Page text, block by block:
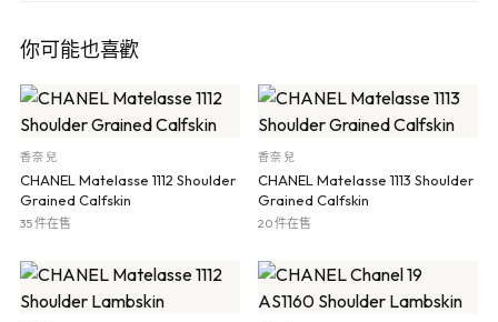
你可能也喜歡
香奈兒
CHANEL Matelasse 1112 Shoulder
Grained Calfskin
35 件在售
香奈兒
CHANEL Matelasse 1113 Shoulder
Grained Calfskin
20 件在售